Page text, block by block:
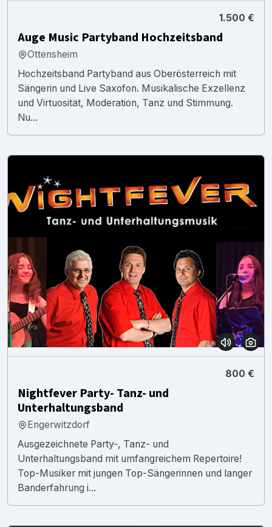
1.500 €
Auge Music Partyband Hochzeitsband
Ottensheim
Hochzeitsband Partyband aus Oberösterreich mit
Sängerin und Live Saxofon. Musikalische Exzellenz
und Virtuosität, Moderation, Tanz und Stimmung.
Nu...
800 €
Nightfever Party- Tanz- und
Unterhaltungsband
Engerwitzdorf
Ausgezeichnete Party-, Tanz- und
Unterhaltungsband mit umfangreichem Repertoire!
Top-Musiker mit jungen Top-Sängerinnen und langer
Banderfahrung i...